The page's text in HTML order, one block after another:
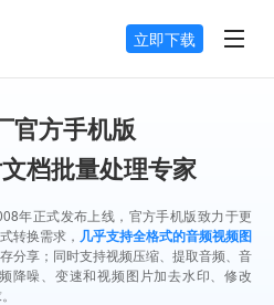
立即下载
官方手机版
档批量处理专家
年正式发布上线，官方手机版致力于更
转换需求， 几乎支持全格式的音频视频图
存分享；同时支持视频压缩、提取音频、音
降噪、变速和视频图片加去水印、修改